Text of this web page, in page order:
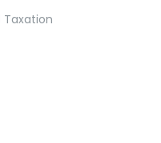
Taxation